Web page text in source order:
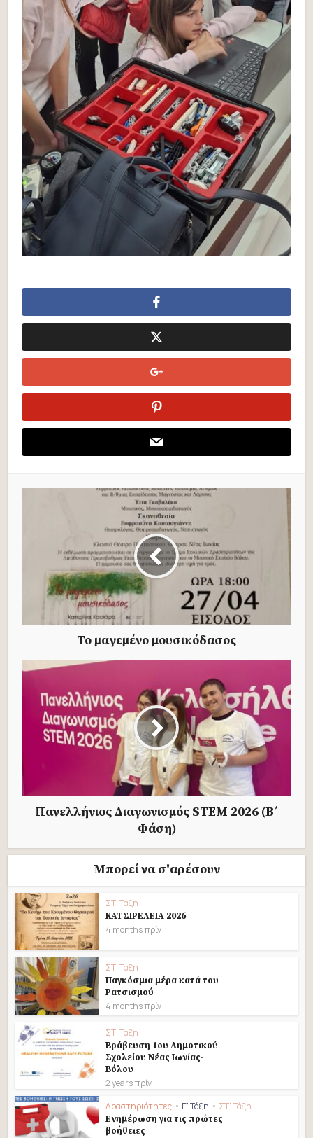
Το μαγεμένο μουσικόδασος
Πανελλήνιος Διαγωνισμός STEM 2026 (B΄
Φάση)
Μπορεί να σ'αρέσουν
ΣΤ' Τάξη
ΚΑΤΣΙΡΕΛΕΙΑ 2026
4 months πρίν
ΣΤ' Τάξη
Παγκόσμια μέρα κατά του
Ρατσισμού
4 months πρίν
ΣΤ' Τάξη
Βράβευση 1ου Δημοτικού
Σχολείου Νέας Ιωνίας-
Βόλου
2 years πρίν
Δραστηριότητες • Ε' Τάξη • ΣΤ' Τάξη
Eνημέρωση για τις πρώτες
βοήθειες